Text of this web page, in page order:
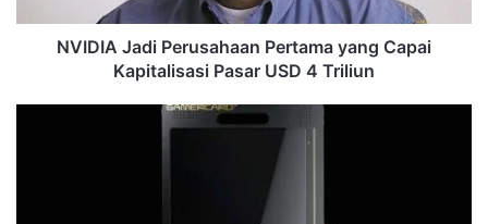
USD
NVIDIA Jadi Perusahaan Pertama yang Capai
Kapitalisasi Pasar USD 4 Triliun